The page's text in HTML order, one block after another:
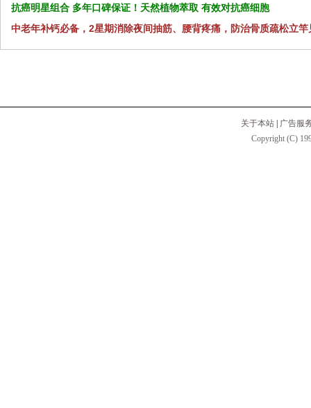
抗癌明星组合 多年口碑保证！天然植物萃取 有效对抗癌细胞
中老年补钙必备，2星期消除夜间抽筋、腰背疼痛，防治骨质疏松立竿
关于本站
广告服
Copyright (C)